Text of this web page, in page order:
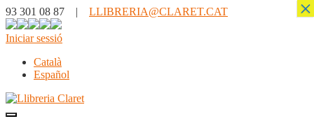
93 301 08 87 | LLIBRERIA@CLARET.CAT
Iniciar sessió
Català
Español
×